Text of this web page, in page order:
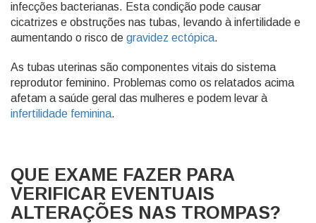
infecções bacterianas. Esta condição pode causar
cicatrizes e obstruções nas tubas, levando à infertilidade e
aumentando o risco de gravidez ectópica.
As tubas uterinas são componentes vitais do sistema
reprodutor feminino. Problemas como os relatados acima
afetam a saúde geral das mulheres e podem levar à
infertilidade feminina.
QUE EXAME FAZER PARA
VERIFICAR EVENTUAIS
ALTERAÇÕES NAS TROMPAS?